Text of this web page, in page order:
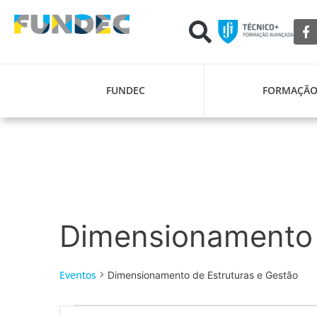
FUNDEC FORMAÇÃO
Eventos Dimensionamento de Estruturas e Gestão